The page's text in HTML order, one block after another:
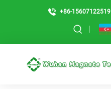
+86-15607122519